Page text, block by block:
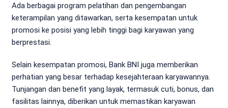
Ada berbagai program pelatihan dan pengembangan
keterampilan yang ditawarkan, serta kesempatan untuk
promosi ke posisi yang lebih tinggi bagi karyawan yang
berprestasi.
Selain kesempatan promosi, Bank BNI juga memberikan
perhatian yang besar terhadap kesejahteraan karyawannya.
Tunjangan dan benefit yang layak, termasuk cuti, bonus, dan
fasilitas lainnya, diberikan untuk memastikan karyawan